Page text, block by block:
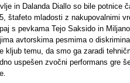
in Dalanda Diallo so bile potnice
štafeto mladosti z nakupovalnimi
s pevkama Tejo Saksido in
avtorskima pesmima o
kljub temu, da smo ga zaradi
uspešen zvočni performans gre